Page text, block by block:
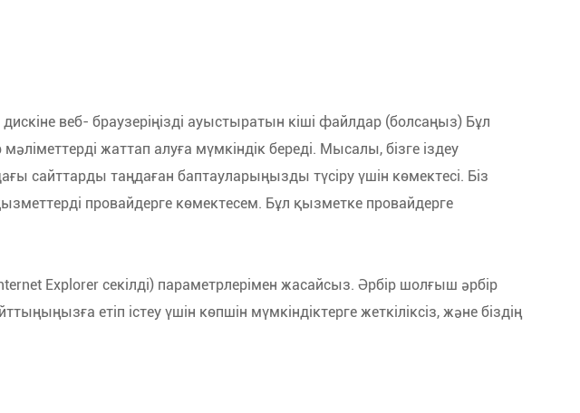
веб- браузеріңізді ауыстыратын кіші файлдар (болсаңыз) Бұл
жаттап алуға мүмкіндік береді. Мысалы, бізге іздеу
сайттарды таңдаған баптауларыңызды түсіру үшін көмектесі. Біз
провайдерге көмектесем. Бұл қызметке провайдерге
Explorer секілді) параметрлерімен жасайсыз. Әрбір шолғыш әрбір
етіп істеу үшін көпшін мүмкіндіктерге жеткіліксіз, және біздің